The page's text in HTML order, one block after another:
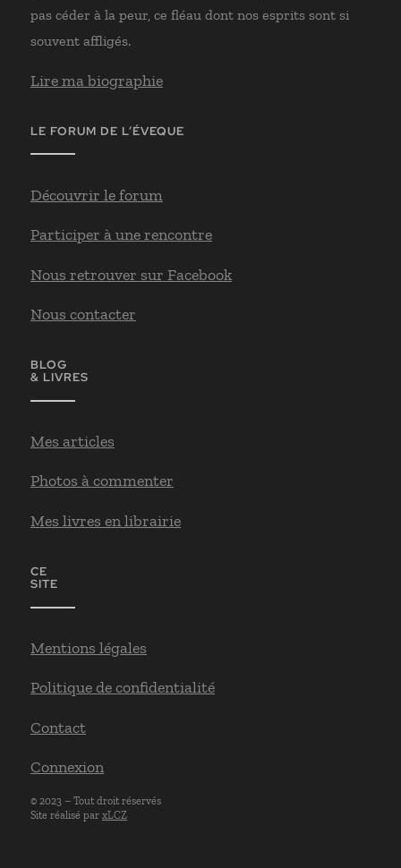
pas céder à la peur, ce fléau dont nos esprits sont si
souvent affligés.
Lire ma biographie
LE FORUM DE L’ÉVEQUE
Découvrir le forum
Participer à une rencontre
Nous retrouver sur Facebook
Nous contacter
BLOG
& LIVRES
Mes articles
Photos à commenter
Mes livres en librairie
CE
SITE
Mentions légales
Politique de confidentialité
Contact
Connexion
© 2023 – Tout droit réservés
Site réalisé par xLCZ